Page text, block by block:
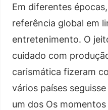
Em diferentes
referência global em
entretenimento. O
cuidado com
carismática fizeram
vários países
um dos Os